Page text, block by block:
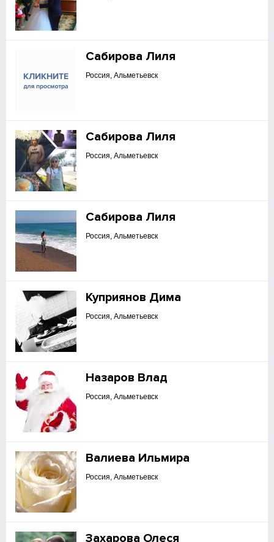
Сабирова Лиля
Россия, Альметьевск
Сабирова Лиля
Россия, Альметьевск
Сабирова Лиля
Россия, Альметьевск
Куприянов Дима
Россия, Альметьевск
Назаров Влад
Россия, Альметьевск
Валиева Ильмира
Россия, Альметьевск
Захарова Олеся